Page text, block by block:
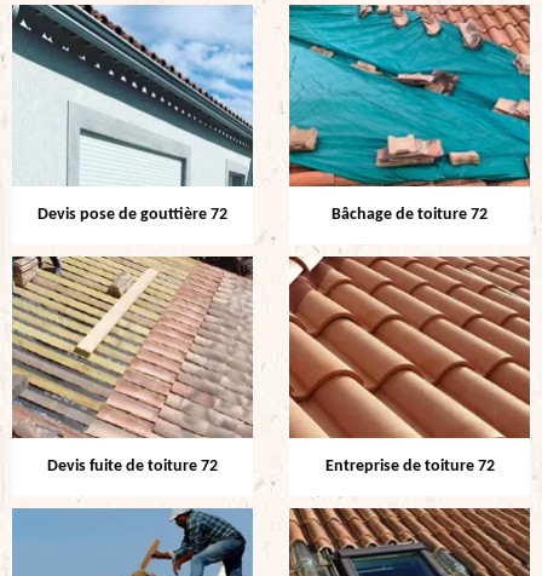
Devis pose de gouttière 72 Bâchage de toiture 72
Devis fuite de toiture 72 Entreprise de toiture 72